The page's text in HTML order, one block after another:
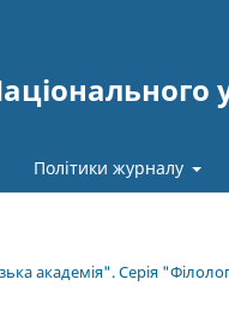
Політики журналу
академія". Серія